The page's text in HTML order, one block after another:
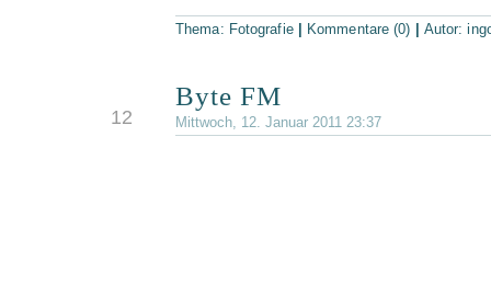
Thema: Fotografie Kommentare (0) Autor:
12
Byte FM
Mittwoch, 12. Januar 2011 23:37